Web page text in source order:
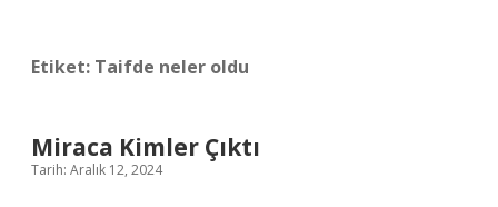
Etiket: Taifde neler oldu
Miraca Kimler Çıktı
Tarih: Aralık 12, 2024